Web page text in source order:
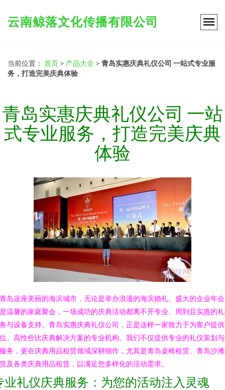
云南鲸落文化传播有限公司
当前位置： 首页 > 产品大全 > 青岛实惠庆典礼仪公司 一站式专业服
务，打造完美庆典体验
青岛实惠庆典礼仪公司 一站
式专业服务，打造完美庆典
体验
岛这座美丽的海滨城市，无论是举办浪漫的海滨婚礼、盛大的企业年
温馨的家庭聚会，一场成功的庆典活动都离不开专业、周到且实惠的
与设备支持。青岛实惠庆典礼仪公司，正是这样一家致力于为客户提
、高性价比庆典解决方案的专业机构。我们不仅提供专业的礼仪策划
务，更在庆典用品租赁领域深耕细作，尤其是青岛桌椅租赁、青岛沙
及各类庆典用品租赁，以满足您多样化的活动需求。
业礼仪庆典服务：为您的活动注入灵魂